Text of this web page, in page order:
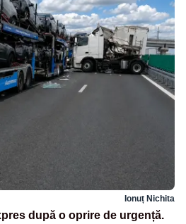
Ionuț Nichita
după o oprire de urgență.